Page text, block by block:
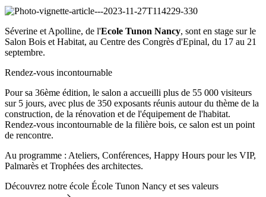
Séverine et Apolline, de l'Ecole Tunon Nancy, sont en stage sur le
Salon Bois et Habitat, au Centre des Congrès d'Epinal, du 17 au 21
septembre.
Rendez-vous incontournable
Pour sa 36ème édition, le salon a accueilli plus de 55 000 visiteurs
sur 5 jours, avec plus de 350 exposants réunis autour du thème de la
construction, de la rénovation et de l'équipement de l'habitat.
Rendez-vous incontournable de la filière bois, ce salon est un point
de rencontre.
Au programme : Ateliers, Conférences, Happy Hours pour les VIP,
Palmarès et Trophées des architectes.
Découvrez notre école École Tunon Nancy et ses valeurs